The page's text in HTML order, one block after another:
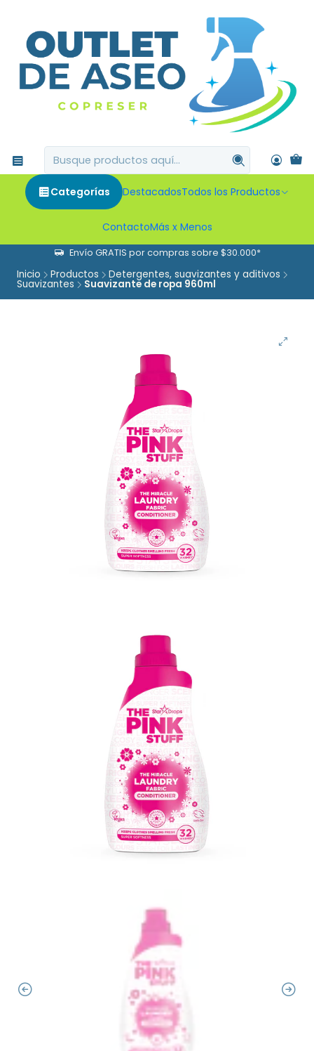
Categorías DestacadosTodos los Productos
ContactoMás x Menos
Envío GRATIS por compras sobre $30.000*
Inicio Productos Detergentes, suavizantes y aditivos
Suavizantes Suavizante de ropa 960ml